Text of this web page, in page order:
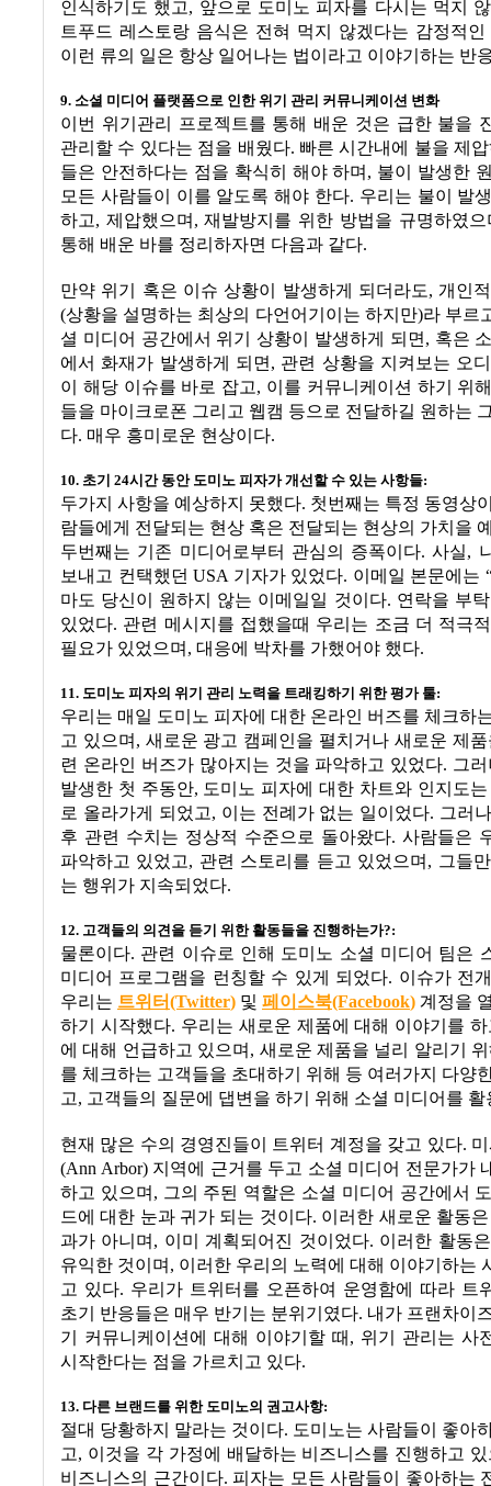
인식하기도 했고, 앞으로 도미노 피자를 다시는 먹지
트푸드 레스토랑 음식은 전혀 먹지 않겠다는 감정적
이런 류의 일은 항상 일어나는 법이라고 이야기하는 반
9. 소셜 미디어 플랫폼으로 인한 위기 관리 커뮤니케이션 변화
이번 위기관리 프로젝트를 통해 배운 것은 급한 불을
관리할 수 있다는 점을 배웠다. 빠른 시간내에 불을 제
들은 안전하다는 점을 확식히 해야 하며 , 불이 발생한
모든 사람들이 이를 알도록 해야 한다. 우리는 불이 발
하고, 제압했으며 ,재발방지를 위한 방법을 규명하였으
통해 배운 바를 정리하자면 다음과 같다.
만약 위기 혹은 이슈 상황이 발생하게 되더라도,개인
(상황을 설명하는 최상의 다언어기이는 하지만)라 부르
셜 미디어 공간에서 위기 상황이 발생하게 되면, 혹은
에서 화재가 발생하게 되면, 관련 상황을 지켜보는 오
이 해당 이슈를 바로 잡고, 이를 커뮤니케이션 하기 위
들을 마이크로폰 그리고 웹캠 등으로 전달하길 원하는
다. 매우 흥미로운 현상이다.
10. 초기 24시간 동안 도미노 피자가 개선할 수 있는 사항들:
두가지 사항을 예상하지 못했다. 첫번째는 특정 동영상
람들에게 전달되는 현상 혹은 전달되는 현상의 가치을
두번째는 기존 미디어로부터 관심의 증폭이다.사실,
보내고 컨택했던 USA 기자가 있었다. 이메일 본문에는
마도 당신이 원하지 않는 이메일일 것이다. 연락을 부
있었다. 관련 메시지를 접했을때 우리는 조금 더 적극
필요가 있었으며 , 대응에 박차를 가했어야 했다.
11. 도미노 피자의 위기 관리 노력을 트래킹하기 위한 평가 툴:
우리는 매일 도미노 피자에 대한 온라인 버즈를 체크하
고 있으며 , 새로운 광고 캠페인을 펼치거나 새로운 제
련 온라인 버즈가 많아지는 것을 파악하고 있었다. 그
발생한 첫 주동안, 도미노 피자에 대한 차트와 인지도
로 올라가게 되었고, 이는 전례가 없는 일이었다. 그러
후 관련 수치는 정상적 수준으로 돌아왔다. 사람들은
파악하고 있었고, 관련 스토리를 듣고 있었으며 , 그들
는 행위가 지속되었다.
12. 고객들의 의견을 듣기 위한 활동들을 진행하는가?:
물론이다. 관련 이슈로 인해 도미노 소셜 미디어 팀은
미디어 프로그램을 런칭할 수 있게 되었다. 이슈가 전
우리는 트위터(Twitter) 및 페이스북(Facebook) 계정을
하기 시작했다. 우리는 새로운 제품에 대해 이야기를
에 대해 언급하고 있으며 , 새로운 제품을 널리 알리기
를 체크하는 고객들을 초대하기 위해 등 여러가지 다양
고, 고객들의 질문에 댑변을 하기 위해 소셜 미디어를
현재 많은 수의 경영진들이 트위터 계정을 갖고 있다.
(Ann Arbor) 지역에 근거를 두고 소셜 미디어 전문가가
하고 있으며 , 그의 주된 역할은 소셜 미디어 공간에서
드에 대한 눈과 귀가 되는 것이다. 이러한 새로운 활동
과가 아니며 , 이미 계획되어진 것이었다. 이러한 활동
유익한 것이며 , 이러한 우리의 노력에 대해 이야기하는
고 있다. 우리가 트위터를 오픈하여 운영함에 따라 트
초기 반응들은 매우 반기는 분위기였다. 내가 프랜차이
기 커뮤니케이션에 대해 이야기할 때 , 위기 관리는 사
시작한다는 점을 가르치고 있다.
13. 다른 브랜드를 위한 도미노의 권고사항:
절대 당황하지 말라는 것이다. 도미노는 사람들이 좋아
고, 이것을 각 가정에 배달하는 비즈니스를 진행하고
비즈니스의 근간이다. 피자는 모든 사람들이 좋아하는